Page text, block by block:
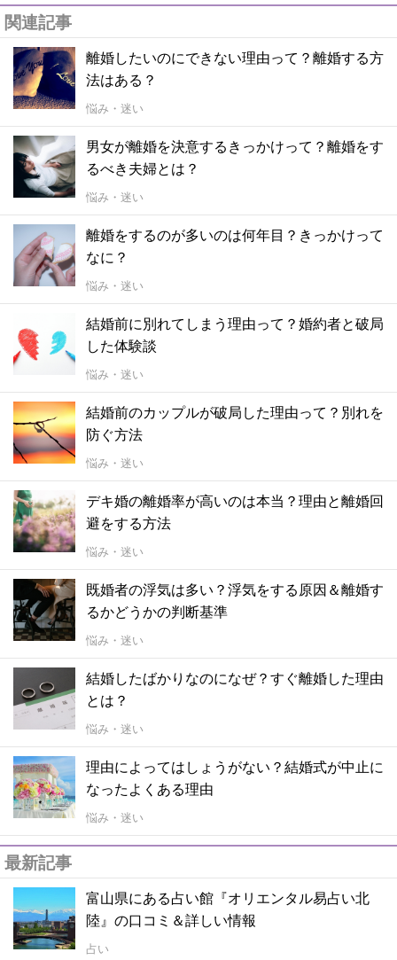
関連記事
離婚したいのにできない理由って？離婚する方
法はある？
悩み・迷い
男女が離婚を決意するきっかけって？離婚をす
るべき夫婦とは？
悩み・迷い
離婚をするのが多いのは何年目？きっかけって
なに？
悩み・迷い
結婚前に別れてしまう理由って？婚約者と破局
した体験談
悩み・迷い
結婚前のカップルが破局した理由って？別れを
防ぐ方法
悩み・迷い
デキ婚の離婚率が高いのは本当？理由と離婚回
避をする方法
悩み・迷い
既婚者の浮気は多い？浮気をする原因＆離婚す
るかどうかの判断基準
悩み・迷い
結婚したばかりなのになぜ？すぐ離婚した理由
とは？
悩み・迷い
理由によってはしょうがない？結婚式が中止に
なったよくある理由
悩み・迷い
最新記事
富山県にある占い館『オリエンタル易占い北
陸』の口コミ＆詳しい情報
占い